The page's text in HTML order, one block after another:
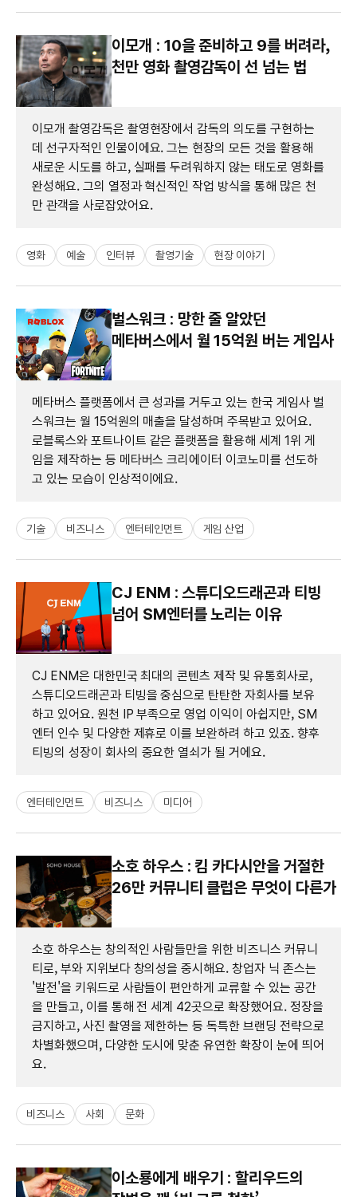
이모개 : 10을 준비하고 9를 버려라,
천만 영화 촬영감독이 선 넘는 법
이모개 촬영감독은 촬영현장에서 감독의 의도를 구현하는
데 선구자적인 인물이에요. 그는 현장의 모든 것을 활용해
새로운 시도를 하고, 실패를 두려워하지 않는 태도로 영화를
완성해요. 그의 열정과 혁신적인 작업 방식을 통해 많은 천
만 관객을 사로잡았어요.
영화 예술 인터뷰 촬영기술 현장 이야기
벌스워크 : 망한 줄 알았던
메타버스에서 월 15억원 버는 게임사
메타버스 플랫폼에서 큰 성과를 거두고 있는 한국 게임사 벌
스워크는 월 15억원의 매출을 달성하며 주목받고 있어요.
로블록스와 포트나이트 같은 플랫폼을 활용해 세계 1위 게
임을 제작하는 등 메타버스 크리에이터 이코노미를 선도하
고 있는 모습이 인상적이에요.
기술 비즈니스 엔터테인먼트 게임 산업
CJ ENM : 스튜디오드래곤과 티빙
넘어 SM엔터를 노리는 이유
CJ ENM은 대한민국 최대의 콘텐츠 제작 및 유통회사로,
스튜디오드래곤과 티빙을 중심으로 탄탄한 자회사를 보유
하고 있어요. 원천 IP 부족으로 영업 이익이 아쉽지만, SM
엔터 인수 및 다양한 제휴로 이를 보완하려 하고 있죠. 향후
티빙의 성장이 회사의 중요한 열쇠가 될 거에요.
엔터테인먼트 비즈니스 미디어
소호 하우스 : 킴 카다시안을 거절한
26만 커뮤니티 클럽은 무엇이 다른가
소호 하우스는 창의적인 사람들만을 위한 비즈니스 커뮤니
티로, 부와 지위보다 창의성을 중시해요. 창업자 닉 존스는
'발전'을 키워드로 사람들이 편안하게 교류할 수 있는 공간
을 만들고, 이를 통해 전 세계 42곳으로 확장했어요. 정장을
금지하고, 사진 촬영을 제한하는 등 독특한 브랜딩 전략으로
차별화했으며, 다양한 도시에 맞춘 유연한 확장이 눈에 띄어
요.
비즈니스 사회 문화
이소룡에게 배우기 : 할리우드의